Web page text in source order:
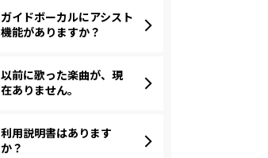
ガイドボーカルにアシスト
機能がありますか？
以前に歌った楽曲が、現
在ありません。
利用説明書はあります
か？